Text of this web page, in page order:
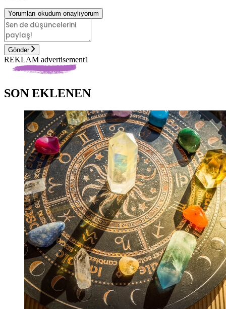
Yorumları okudum onaylıyorum
Gönder
REKLAM advertisement1
SON EKLENEN